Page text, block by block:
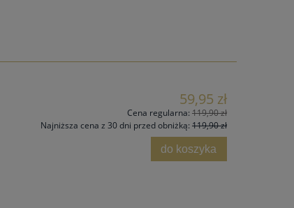
59,95 zł
Cena regularna: 119,90 zł
Najniższa cena z 30 dni przed obniżką: 119,90 zł
do koszyka